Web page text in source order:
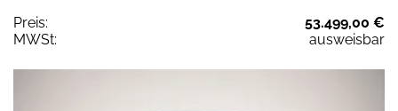
Preis:
53.499,00 €
MWSt:
ausweisbar